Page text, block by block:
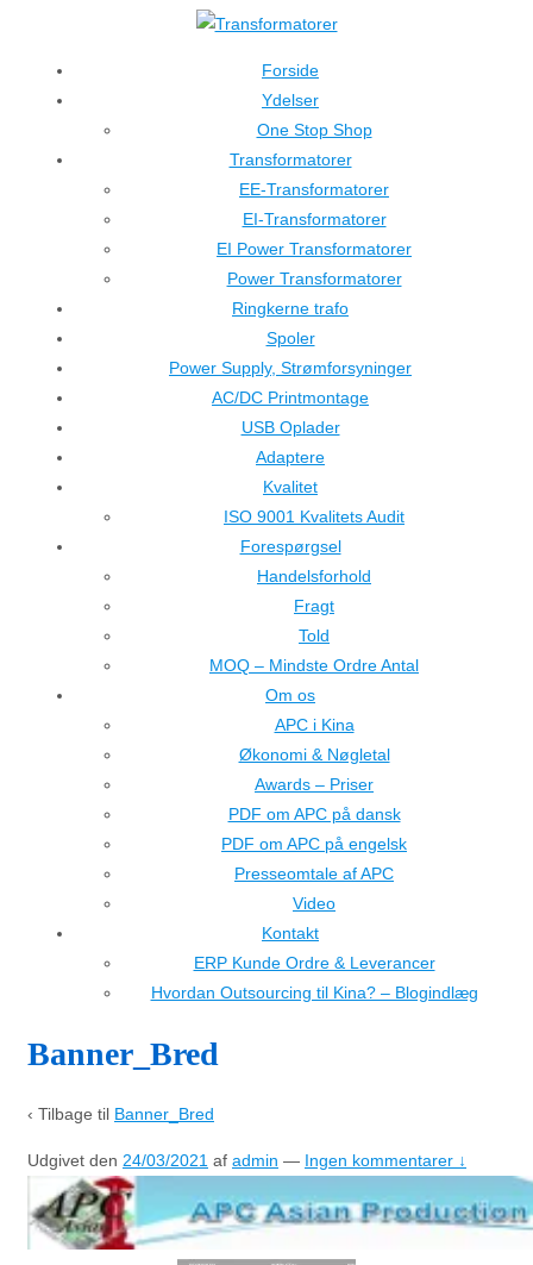
Forside
Ydelser
One Stop Shop
Transformatorer
EE-Transformatorer
EI-Transformatorer
EI Power Transformatorer
Power Transformatorer
Ringkerne trafo
Spoler
Power Supply, Strømforsyninger
AC/DC Printmontage
USB Oplader
Adaptere
Kvalitet
ISO 9001 Kvalitets Audit
Forespørgsel
Handelsforhold
Fragt
Told
MOQ – Mindste Ordre Antal
Om os
APC i Kina
Økonomi & Nøgletal
Awards – Priser
PDF om APC på dansk
PDF om APC på engelsk
Presseomtale af APC
Video
Kontakt
ERP Kunde Ordre & Leverancer
Hvordan Outsourcing til Kina? – Blogindlæg
Banner_Bred
‹ Tilbage til Banner_Bred
Udgivet den 24/03/2021 af admin — Ingen kommentarer ↓